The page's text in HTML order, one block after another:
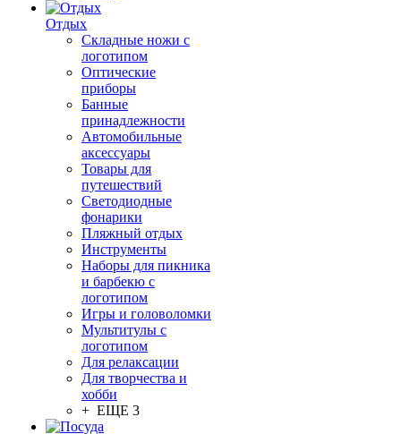
Отдых
Складные ножи с
логотипом
Оптические
приборы
Банные
принадлежности
Автомобильные
аксессуары
Товары для
путешествий
Светодиодные
фонарики
Пляжный отдых
Инструменты
Наборы для пикника
и барбекю с
логотипом
Игры и головоломки
Мультитулы с
логотипом
Для релаксации
Для творчества и
хобби
+ ЕЩЕ 3